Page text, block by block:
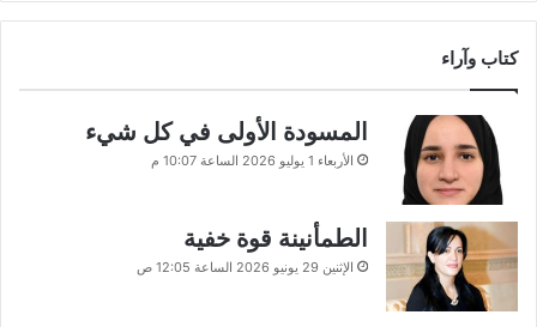
كتاب وآراء
المسودة الأولى في كل شيء
الأربعاء 1 يوليو 2026 الساعة 10:07 م
الطمأنينة قوة خفية
الإثنين 29 يونيو 2026 الساعة 12:05 ص